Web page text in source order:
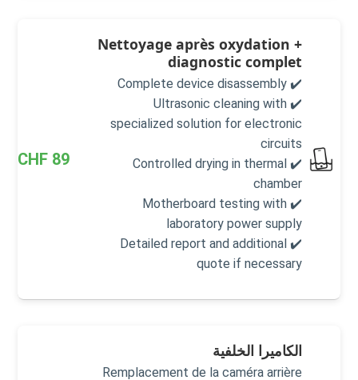
Nettoyage après oxydation +
diagnostic complet
✔️ Complete device disassembly
✔️ Ultrasonic cleaning with
specialized solution for electronic
circuits
✔️ Controlled drying in thermal
chamber
✔️ Motherboard testing with
laboratory power supply
✔️ Detailed report and additional
quote if necessary
89
الكاميرا الخلفية
Remplacement de la caméra arrière